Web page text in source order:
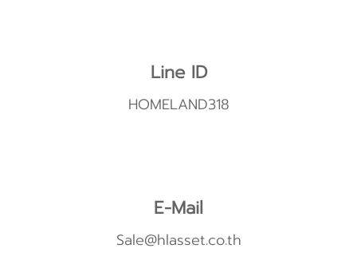
Line ID
HOMELAND318
E-Mail
Sale@hlasset.co.th